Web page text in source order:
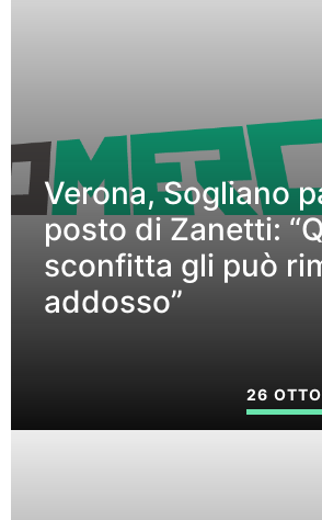
Verona, Sogliano
posto di Zanetti:
sconfitta gli può
addosso”
26